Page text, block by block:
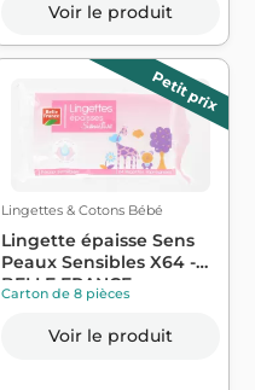
Voir le produit
Petit prix
Lingettes & Cotons Bébé
Lingette épaisse Sens
Peaux Sensibles X64 -
BELLE FRANCE
Carton de 8 pièces
Voir le produit